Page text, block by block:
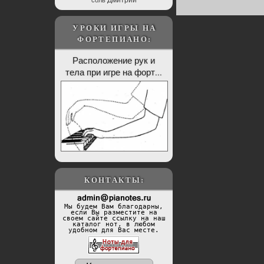
УРОКИ ИГРЫ НА
ФОРТЕПИАНО:
Расположение рук и
тела при игре на форт...
КОНТАКТЫ:
Мы будем Вам благодарны,
если Вы разместите на
своем сайте ссылку на наш
каталог нот, в любом
удобном для Вас месте.